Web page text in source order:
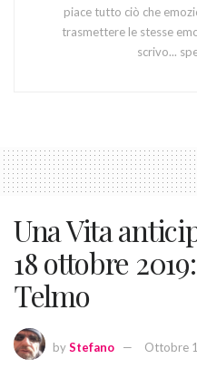
piace tutto ciò che
trasmettere le stesse
scrivo...
Una Vita
18 ottobre
Telmo
byStefano Ottobre